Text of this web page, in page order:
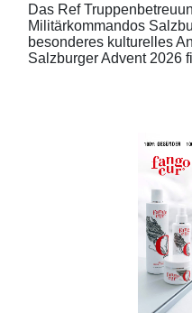
Das Ref
Militärkommandos
besonderes kulturelles
Salzburger Advent 2026